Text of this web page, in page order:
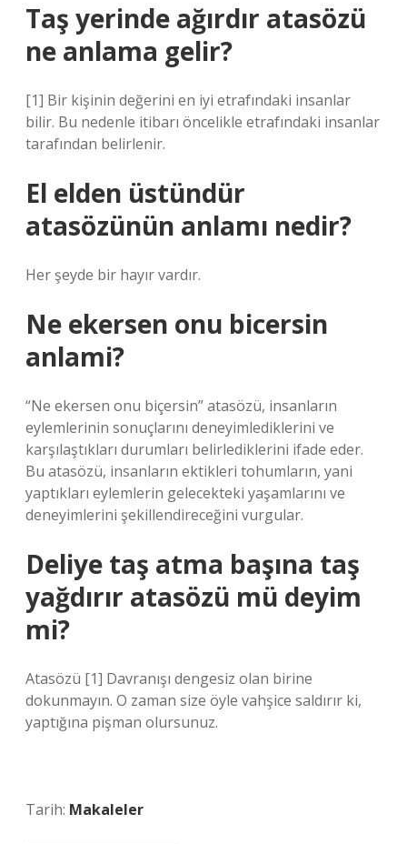
Taş yerinde ağırdır atasözü
ne anlama gelir?
[1] Bir kişinin değerini en iyi etrafındaki insanlar
bilir. Bu nedenle itibarı öncelikle etrafındaki insanlar
tarafından belirlenir.
El elden üstündür
atasözünün anlamı nedir?
Her şeyde bir hayır vardır.
Ne ekersen onu bicersin
anlami?
“Ne ekersen onu biçersin” atasözü, insanların
eylemlerinin sonuçlarını deneyimlediklerini ve
karşılaştıkları durumları belirlediklerini ifade eder.
Bu atasözü, insanların ektikleri tohumların, yani
yaptıkları eylemlerin gelecekteki yaşamlarını ve
deneyimlerini şekillendireceğini vurgular.
Deliye taş atma başına taş
yağdırır atasözü mü deyim
mi?
Atasözü [1] Davranışı dengesiz olan birine
dokunmayın. O zaman size öyle vahşice saldırır ki,
yaptığına pişman olursunuz.
Tarih: Makaleler